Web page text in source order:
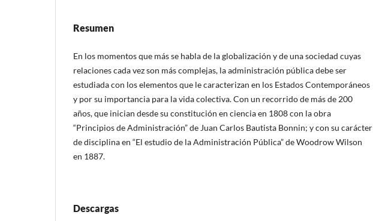
Resumen
En los momentos que más se habla de la globalización y de una sociedad cuyas
relaciones cada vez son más complejas, la administración pública debe ser
estudiada con los elementos que le caracterizan en los Estados Contemporáneos
y por su importancia para la vida colectiva. Con un recorrido de más de 200
años, que inician desde su constitución en ciencia en 1808 con la obra
“Principios de Administración” de Juan Carlos Bautista Bonnin; y con su carácter
de disciplina en “El estudio de la Administración Pública” de Woodrow Wilson
en 1887.
Descargas